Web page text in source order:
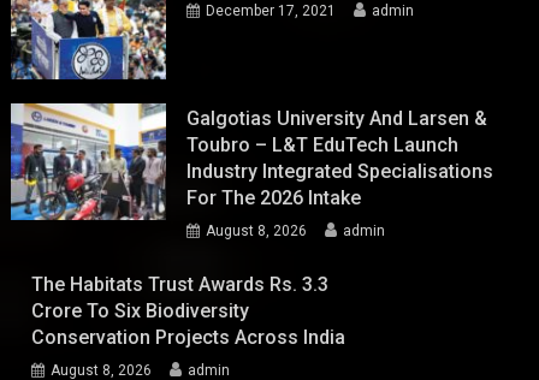
December 17, 2021 admin
Galgotias University And Larsen &
Toubro – L&T EduTech Launch
Industry Integrated Specialisations
For The 2026 Intake
August 8, 2026 admin
The Habitats Trust Awards Rs. 3.3
Crore To Six Biodiversity
Conservation Projects Across India
August 8, 2026 admin